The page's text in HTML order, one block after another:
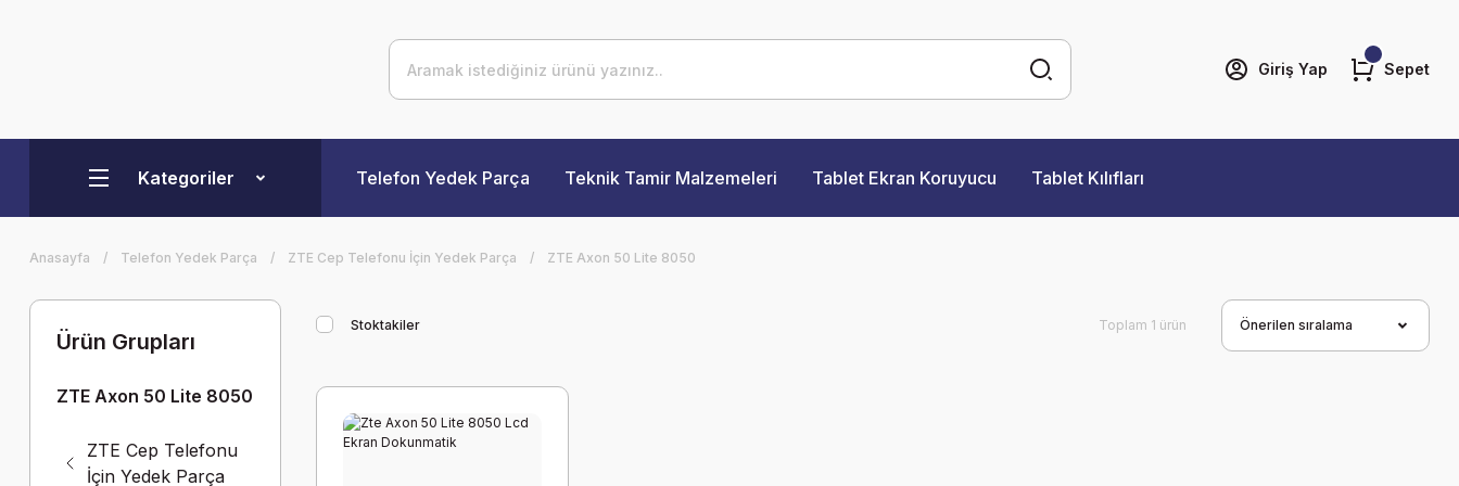
Giriş Yap Sepet
Kategoriler Telefon Yedek Parça Teknik Tamir Malzemeleri Tablet Ekran Koruyucu Tablet Kılıfları
Anasayfa Telefon Yedek Parça ZTE Cep Telefonu İçin Yedek Parça ZTE Axon 50 Lite 8050
Ürün Grupları
ZTE Axon 50 Lite 8050
ZTE Cep Telefonu
İçin Yedek Parça
Stoktakiler Toplam 1 ürün